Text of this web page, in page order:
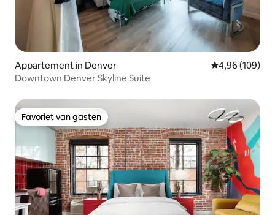
Appartement in Denver Gemiddelde
4,96 (109)
Downtown Denver Skyline Suite
Favoriet van gasten
Favoriet van gasten